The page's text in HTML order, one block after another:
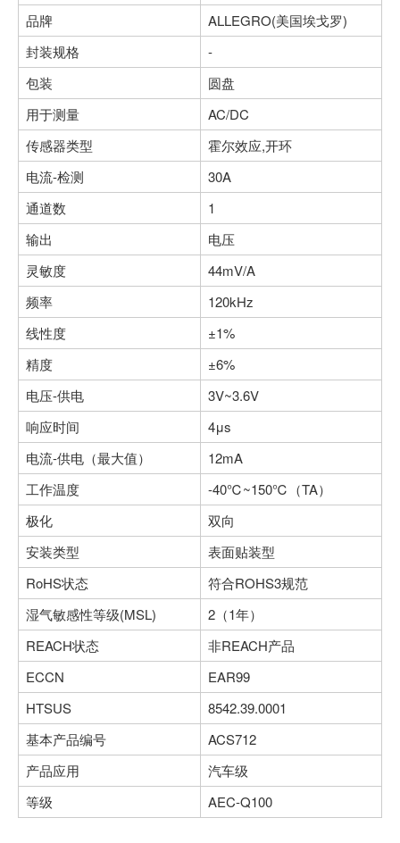
品牌
ALLEGRO(美国埃戈罗)
封装规格
-
包装
圆盘
用于测量
AC/DC
传感器类型
霍尔效应,开环
电流-检测
30A
通道数
1
输出
电压
灵敏度
44mV/A
频率
120kHz
线性度
±1%
精度
±6%
电压-供电
3V~3.6V
响应时间
4μs
电流-供电（最大值）
12mA
工作温度
-40℃~150℃（TA）
极化
双向
安装类型
表面贴装型
RoHS状态
符合ROHS3规范
湿气敏感性等级(MSL)
2（1年）
REACH状态
非REACH产品
ECCN
EAR99
HTSUS
8542.39.0001
基本产品编号
ACS712
产品应用
汽车级
等级
AEC-Q100